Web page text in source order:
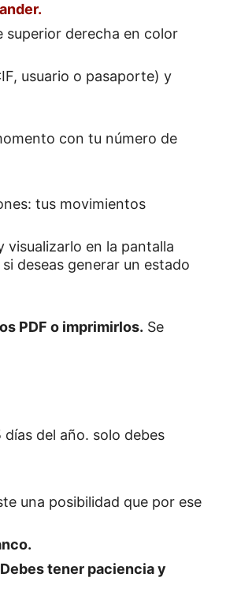
superior derecha en color
usuario o pasaporte) y
con tu número de
tus movimientos
en la pantalla
deseas generar un estado
PDF o imprimirlos. Se
del año. solo debes
una posibilidad que por ese
Debes tener paciencia y